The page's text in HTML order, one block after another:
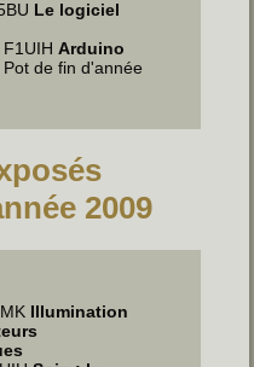
Le logiciel
F1UIHArduino
Pot de fin d'année
2009
Illumination